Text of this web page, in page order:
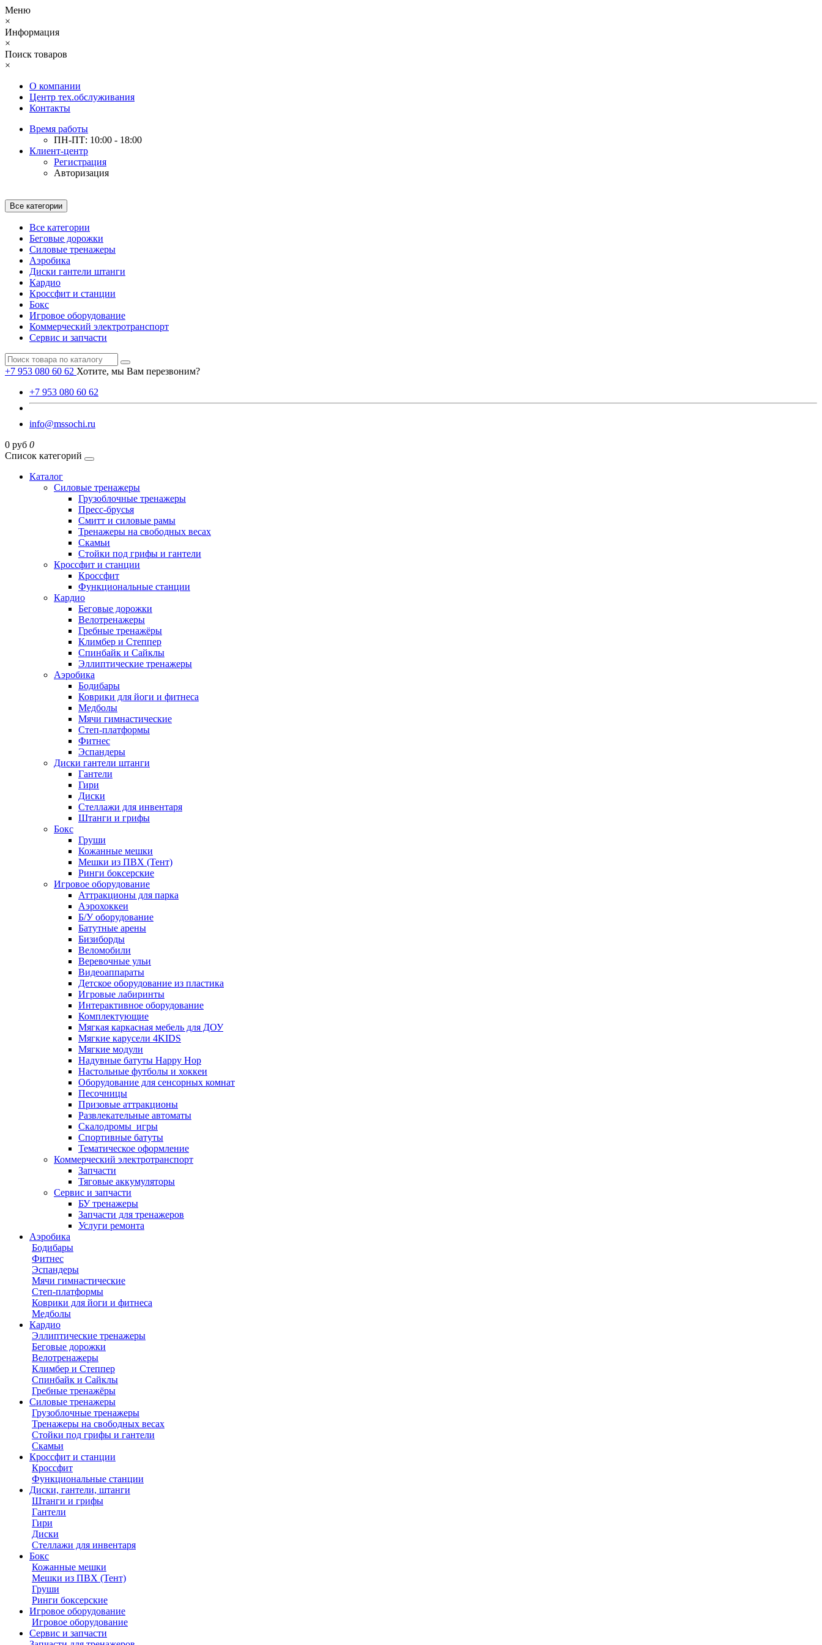
Меню
×
Информация
×
Поиск товаров
×
О компании
Центр тех.обслуживания
Контакты
Время работы
ПН-ПТ: 10:00 - 18:00
Клиент-центр
Регистрация
Авторизация
Все категории
Все категории
Беговые дорожки
Силовые тренажеры
Аэробика
Диски гантели штанги
Кардио
Кроссфит и станции
Бокс
Игровое оборудование
Коммерческий электротранспорт
Сервис и запчасти
+7 953 080 60 62 Хотите, мы Вам перезвоним?
+7 953 080 60 62
info@mssochi.ru
0 руб 0
Список категорий
Каталог
Силовые тренажеры
Грузоблочные тренажеры
Пресс-брусья
Смитт и силовые рамы
Тренажеры на свободных весах
Скамьи
Стойки под грифы и гантели
Кроссфит и станции
Кроссфит
Функциональные станции
Кардио
Беговые дорожки
Велотренажеры
Гребные тренажёры
Климбер и Степпер
Спинбайк и Сайклы
Эллиптические тренажеры
Аэробика
Бодибары
Коврики для йоги и фитнеса
Медболы
Мячи гимнастические
Степ-платформы
Фитнес
Эспандеры
Диски гантели штанги
Гантели
Гири
Диски
Стеллажи для инвентаря
Штанги и грифы
Бокс
Груши
Кожанные мешки
Мешки из ПВХ (Тент)
Ринги боксерские
Игровое оборудование
Аттракционы для парка
Аэрохоккеи
Б/У оборудование
Батутные арены
Бизиборды
Веломобили
Веревочные ульи
Видеоаппараты
Детское оборудование из пластика
Игровые лабиринты
Интерактивное оборудование
Комплектующие
Мягкая каркасная мебель для ДОУ
Мягкие карусели 4KIDS
Мягкие модули
Надувные батуты Happy Hop
Настольные футболы и хоккеи
Оборудование для сенсорных комнат
Песочницы
Призовые аттракционы
Развлекательные автоматы
Скалодромы_игры
Спортивные батуты
Тематическое оформление
Коммерческий электротранспорт
Запчасти
Тяговые аккумуляторы
Сервис и запчасти
БУ тренажеры
Запчасти для тренажеров
Услуги ремонта
Аэробика
Бодибары
Фитнес
Эспандеры
Мячи гимнастические
Степ-платформы
Коврики для йоги и фитнеса
Медболы
Кардио
Эллиптические тренажеры
Беговые дорожки
Велотренажеры
Климбер и Степпер
Спинбайк и Сайклы
Гребные тренажёры
Силовые тренажеры
Грузоблочные тренажеры
Тренажеры на свободных весах
Стойки под грифы и гантели
Скамьи
Кроссфит и станции
Кроссфит
Функциональные станции
Диски, гантели, штанги
Штанги и грифы
Гантели
Гири
Диски
Стеллажи для инвентаря
Бокс
Кожанные мешки
Мешки из ПВХ (Тент)
Груши
Ринги боксерские
Игровое оборудование
Игровое оборудование
Сервис и запчасти